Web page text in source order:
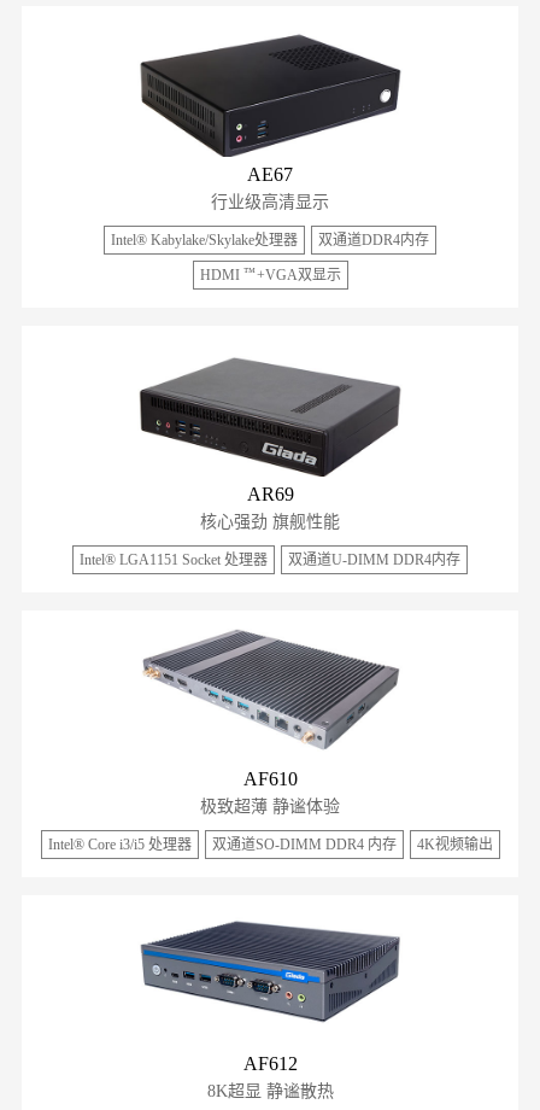
AE67
行业级高清显示
Intel® Kabylake/Skylake处理器 双通道DDR4内存
HDMI ™+VGA双显示
AR69
核心强劲 旗舰性能
Intel® LGA1151 Socket 处理器 双通道U-DIMM DDR4内存
AF610
极致超薄 静谧体验
Intel® Core i3/i5 处理器 双通道SO-DIMM DDR4 内存 4K视频输出
AF612
8K超显 静谧散热